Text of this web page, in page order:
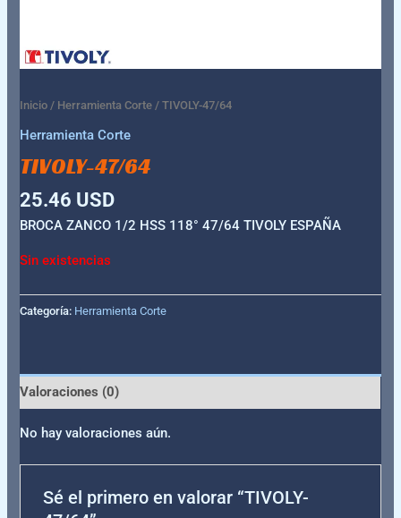
Inicio / Herramienta Corte / TIVOLY-47/64
Herramienta Corte
TIVOLY-47/64
25.46 USD
BROCA ZANCO 1/2 HSS 118° 47/64 TIVOLY ESPAÑA
Sin existencias
Categoría: Herramienta Corte
Valoraciones (0)
No hay valoraciones aún.
Sé el primero en valorar “TIVOLY-